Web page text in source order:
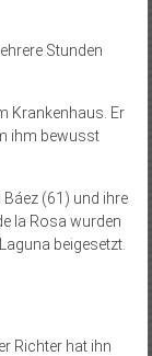
Stunden
Krankenhaus. Er
ihm bewusst
(61) und ihre
la Rosa wurden
beigesetzt.
Richter hat ihn